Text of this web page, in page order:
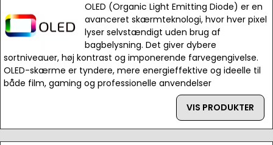
OLED (Organic Light Emitting Diode) er en
avanceret skærmteknologi, hvor hver pixel
lyser selvstændigt uden brug af
bagbelysning. Det giver dybere
sortniveauer, høj kontrast og imponerende farvegengivelse.
OLED-skærme er tyndere, mere energieffektive og ideelle til
både film, gaming og professionelle anvendelser
VIS PRODUKTER